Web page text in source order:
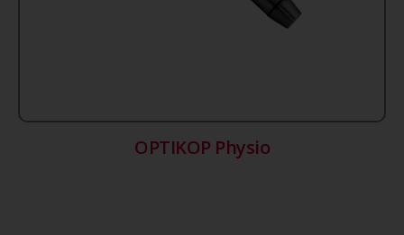
OPTIKOP Physio